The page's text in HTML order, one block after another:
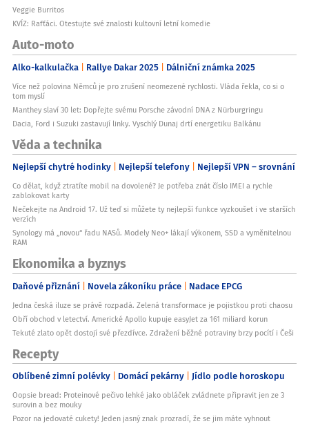
Veggie Burritos
KVÍZ: Rafťáci. Otestujte své znalosti kultovní letní komedie
Auto-moto
Alko-kalkulačka Rallye Dakar 2025 Dálniční známka 2025
Více než polovina Němců je pro zrušení neomezené rychlosti. Vláda řekla, co si o
tom myslí
Manthey slaví 30 let: Dopřejte svému Porsche závodní DNA z Nürburgringu
Dacia, Ford i Suzuki zastavují linky. Vyschlý Dunaj drtí energetiku Balkánu
Věda a technika
Nejlepší chytré hodinky Nejlepší telefony Nejlepší VPN – srovnání
Co dělat, když ztratíte mobil na dovolené? Je potřeba znát číslo IMEI a rychle
zablokovat karty
Nečekejte na Android 17. Už teď si můžete ty nejlepší funkce vyzkoušet i ve starších
verzích
Synology má „novou“ řadu NASů. Modely Neo+ lákají výkonem, SSD a vyměnitelnou
RAM
Ekonomika a byznys
Daňové přiznání Novela zákoníku práce Nadace EPCG
Jedna česká iluze se právě rozpadá. Zelená transformace je pojistkou proti chaosu
Obří obchod v letectví. Americké Apollo kupuje easyJet za 161 miliard korun
Tekuté zlato opět dostojí své přezdívce. Zdražení běžné potraviny brzy pocítí i Češi
Recepty
Oblíbené zimní polévky Domácí pekárny Jídlo podle horoskopu
Oopsie bread: Proteinové pečivo lehké jako obláček zvládnete připravit jen ze 3
surovin a bez mouky
Pozor na jedovaté cukety! Jeden jasný znak prozradí, že se jim máte vyhnout